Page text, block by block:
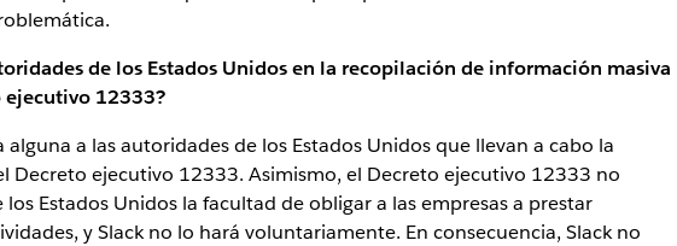
de los Estados Unidos en la recopilación de información masiva
12333?
alguna a las autoridades de los Estados Unidos que llevan a cabo la
Decreto ejecutivo 12333. Asimismo, el Decreto ejecutivo 12333 no
Estados Unidos la facultad de obligar a las empresas a prestar
y Slack no lo hará voluntariamente. En consecuencia, Slack no